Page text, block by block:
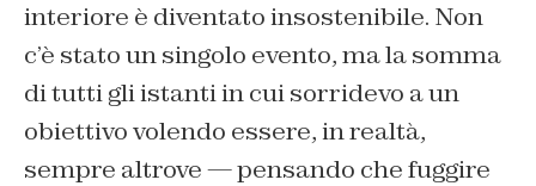
interiore è diventato insostenibile. Non
c’è stato un singolo evento, ma la somma
di tutti gli istanti in cui sorridevo a un
obiettivo volendo essere, in realtà,
sempre altrove — pensando che fuggire